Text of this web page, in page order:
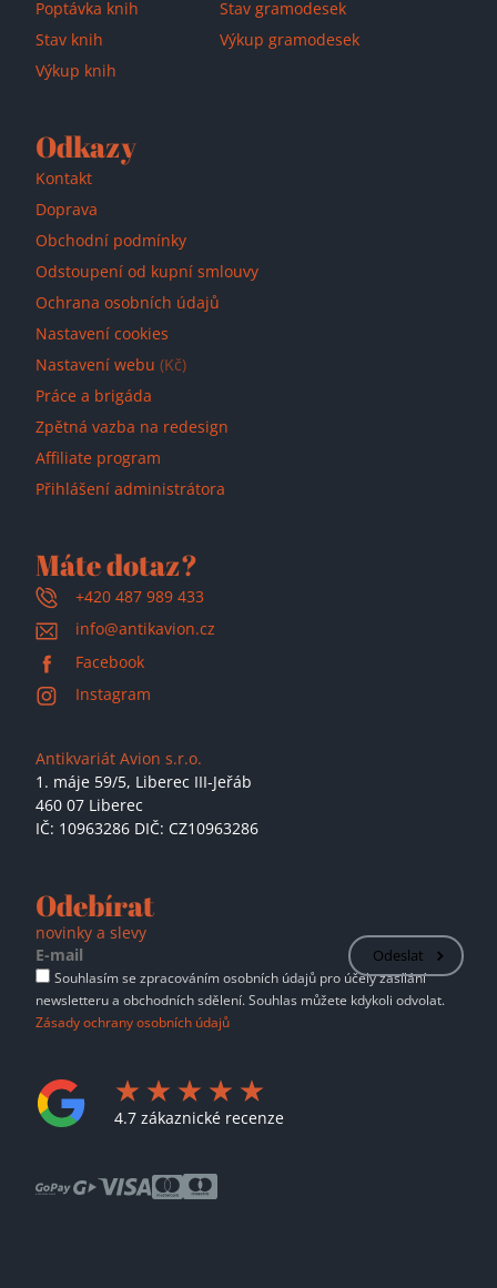
Poptávka knih
Stav knih
Výkup knih
Stav gramodesek
Výkup gramodesek
Odkazy
Kontakt
Doprava
Obchodní podmínky
Odstoupení od kupní smlouvy
Ochrana osobních údajů
Nastavení cookies
Nastavení webu (Kč)
Práce a brigáda
Zpětná vazba na redesign
Affiliate program
Přihlášení administrátora
Máte dotaz?
+420 487 989 433
info@antikavion.cz
Facebook
Instagram
Antikvariát Avion s.r.o.
1. máje 59/5, Liberec III-Jeřáb
460 07 Liberec
IČ: 10963286 DIČ: CZ10963286
Odebírat
novinky a slevy
Odeslat
Souhlasím se zpracováním osobních údajů pro účely zasílání
newsletteru a obchodních sdělení. Souhlas můžete kdykoli odvolat.
Zásady ochrany osobních údajů
4.7 zákaznické recenze